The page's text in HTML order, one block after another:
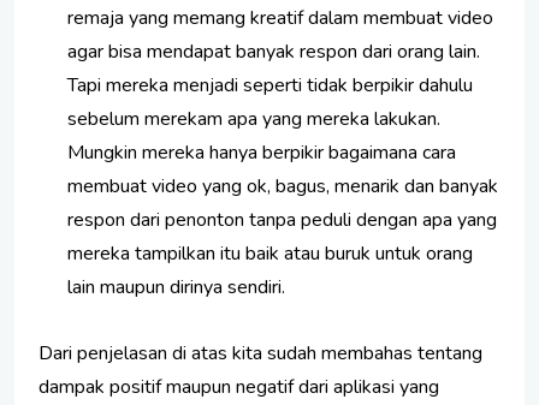
remaja yang memang kreatif dalam membuat video
agar bisa mendapat banyak respon dari orang lain.
Tapi mereka menjadi seperti tidak berpikir dahulu
sebelum merekam apa yang mereka lakukan.
Mungkin mereka hanya berpikir bagaimana cara
membuat video yang ok, bagus, menarik dan banyak
respon dari penonton tanpa peduli dengan apa yang
mereka tampilkan itu baik atau buruk untuk orang
lain maupun dirinya sendiri.
Dari penjelasan di atas kita sudah membahas tentang
dampak positif maupun negatif dari aplikasi yang